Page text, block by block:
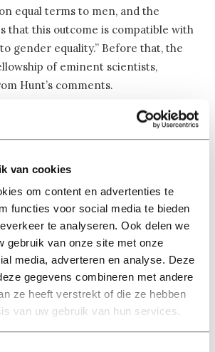
van cookies
om content en advertenties te
functies voor social media te bieden
te analyseren. Ook delen we
gebruik van onze site met onze
media, adverteren en analyse. Deze
gegevens combineren met andere
ze heeft verstrekt of die ze hebben
van uw gebruik van hun services.
equal terms to men, and the
that this outcome is compatible with
gender equality.” Before that, the
of eminent scientists,
Hunt’s comments.
a much discussed topic. Just last
started a website called
to gather stories about sexism in Dutch